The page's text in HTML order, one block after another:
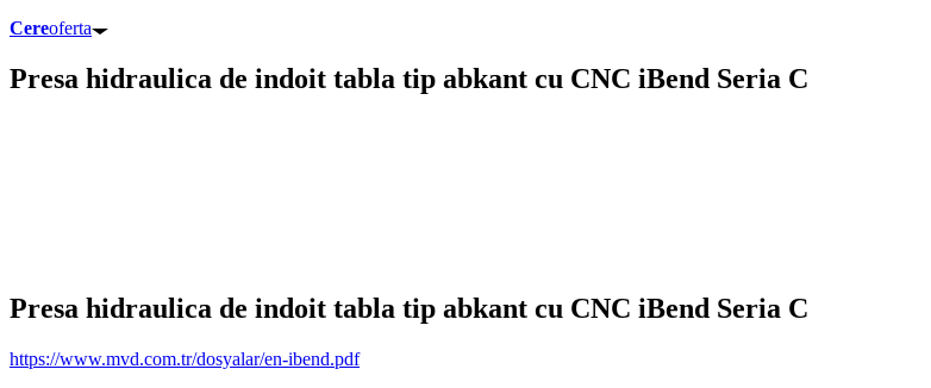
Cereoferta
Presa hidraulica de indoit tabla tip abkant cu CNC iBend Seria C
Presa hidraulica de indoit tabla tip abkant cu CNC iBend Seria C
https://www.mvd.com.tr/dosyalar/en-ibend.pdf